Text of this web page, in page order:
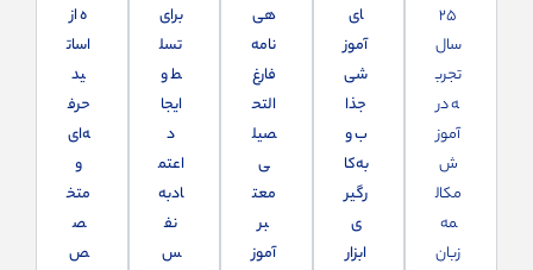
۲۵
سال
تجرب
ه در
آموز
ش
مکال
مه
زبان
ای
آموز
شی
جذا
ب و
به‌کا
رگیر
ی
ابزار
هی‌
نامه
فارغ‌
التح
صیل
ی
معت
بر
آموز
برای
تسل
ط و
ایجا
د
اعتم
ادبه‌
نف
س
ه از
اسات
ید
حرف
ه‌ای
و
متخ
ص
ص